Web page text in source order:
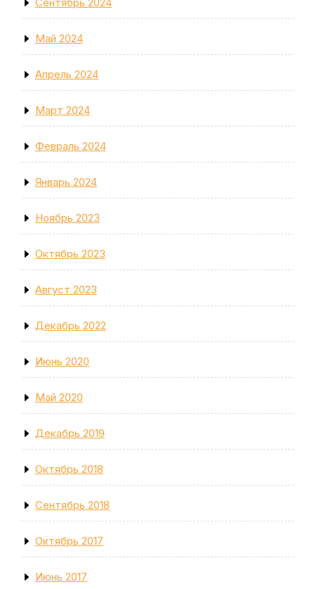
Май 2024
Апрель 2024
Март 2024
Февраль 2024
Январь 2024
Ноябрь 2023
Октябрь 2023
Август 2023
Декабрь 2022
Июнь 2020
Май 2020
Декабрь 2019
Октябрь 2018
Сентябрь 2018
Октябрь 2017
Июнь 2017